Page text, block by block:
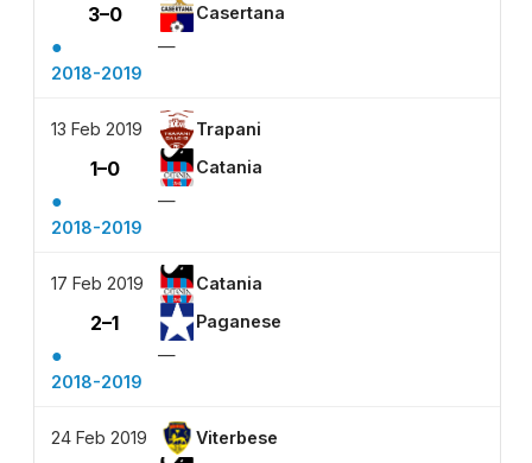
3–0 Casertana
●
—
2018-2019
13 Feb 2019 Trapani
1–0 Catania
●
—
2018-2019
17 Feb 2019 Catania
2–1 Paganese
●
—
2018-2019
24 Feb 2019 Viterbese